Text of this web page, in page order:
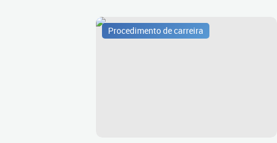
Procedimento de carreira